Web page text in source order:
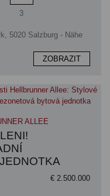
Ložnice
3
5020 Salzburg - Nähe
ZOBRAZIT
ALLEE
€ 2.500.000